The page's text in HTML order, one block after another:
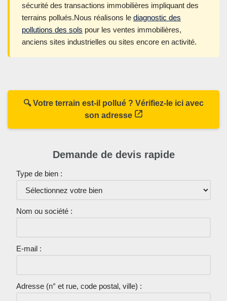
sécurité des transactions immobilières impliquant des
terrains pollués.Nous réalisons le diagnostic des
pollutions des sols pour les ventes immobilières,
anciens sites industrielles ou sites encore en activité.
🔍 Votre terrain est-il pollué ? Vérifiez-le ici avec
son adresse
Demande de devis rapide
Type de bien :
Nom ou société :
E-mail :
Adresse (n° et rue, code postal, ville) :